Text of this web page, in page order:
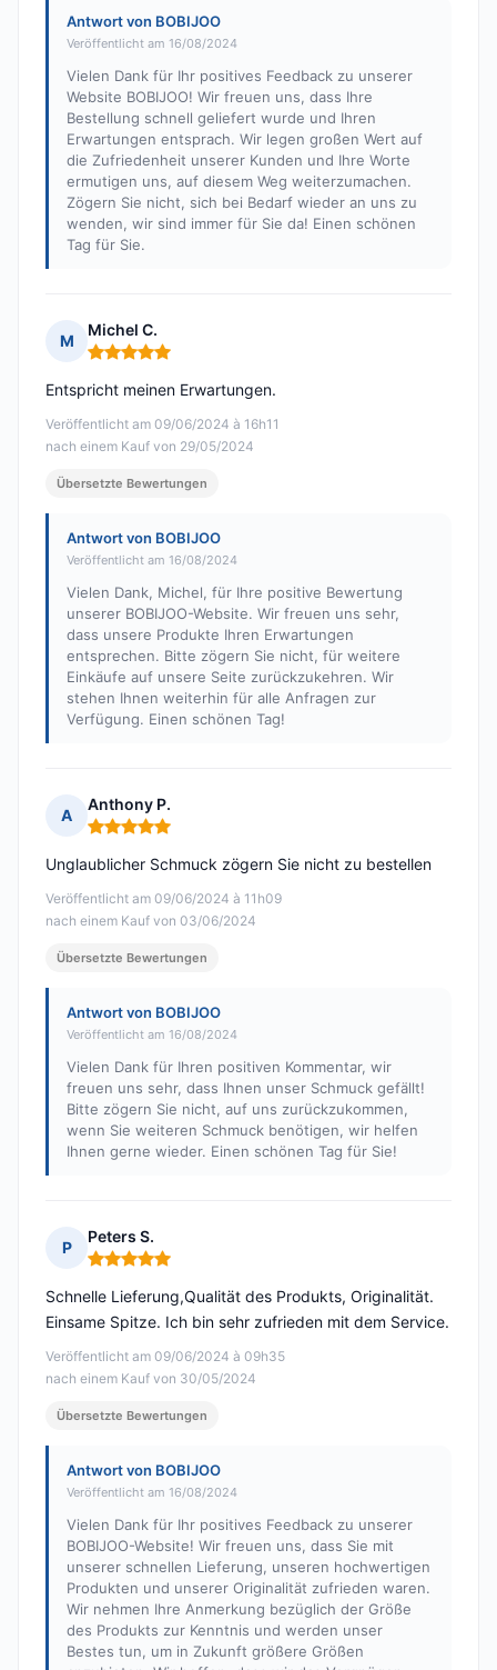
Antwort von BOBIJOO
Veröffentlicht am 16/08/2024
Vielen Dank für Ihr positives Feedback zu unserer
Website BOBIJOO! Wir freuen uns, dass Ihre
Bestellung schnell geliefert wurde und Ihren
Erwartungen entsprach. Wir legen großen Wert auf
die Zufriedenheit unserer Kunden und Ihre Worte
ermutigen uns, auf diesem Weg weiterzumachen.
Zögern Sie nicht, sich bei Bedarf wieder an uns zu
wenden, wir sind immer für Sie da! Einen schönen
Tag für Sie.
M
Michel C.
Hinweis: 5 von 5
Veröffentlicht am 09/06/2024 à 16h11
nach einem Kauf von 29/05/2024
Entspricht meinen Erwartungen.
Übersetzte Bewertungen
Antwort von BOBIJOO
Veröffentlicht am 16/08/2024
Vielen Dank, Michel, für Ihre positive Bewertung
unserer BOBIJOO-Website. Wir freuen uns sehr,
dass unsere Produkte Ihren Erwartungen
entsprechen. Bitte zögern Sie nicht, für weitere
Einkäufe auf unsere Seite zurückzukehren. Wir
stehen Ihnen weiterhin für alle Anfragen zur
Verfügung. Einen schönen Tag!
A
Anthony P.
Hinweis: 5 von 5
Veröffentlicht am 09/06/2024 à 11h09
nach einem Kauf von 03/06/2024
Unglaublicher Schmuck zögern Sie nicht zu bestellen
Übersetzte Bewertungen
Antwort von BOBIJOO
Veröffentlicht am 16/08/2024
Vielen Dank für Ihren positiven Kommentar, wir
freuen uns sehr, dass Ihnen unser Schmuck gefällt!
Bitte zögern Sie nicht, auf uns zurückzukommen,
wenn Sie weiteren Schmuck benötigen, wir helfen
Ihnen gerne wieder. Einen schönen Tag für Sie!
P
Peters S.
Hinweis: 5 von 5
Veröffentlicht am 09/06/2024 à 09h35
nach einem Kauf von 30/05/2024
Schnelle Lieferung,Qualität des Produkts, Originalität.
Einsame Spitze. Ich bin sehr zufrieden mit dem Service.
Übersetzte Bewertungen
Antwort von BOBIJOO
Veröffentlicht am 16/08/2024
Vielen Dank für Ihr positives Feedback zu unserer
BOBIJOO-Website! Wir freuen uns, dass Sie mit
unserer schnellen Lieferung, unseren hochwertigen
Produkten und unserer Originalität zufrieden waren.
Wir nehmen Ihre Anmerkung bezüglich der Größe
des Produkts zur Kenntnis und werden unser
Bestes tun, um in Zukunft größere Größen